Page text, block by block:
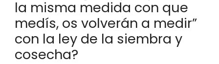
la misma medida con que
medís, os volverán a medir”
con la ley de la siembra y
cosecha?